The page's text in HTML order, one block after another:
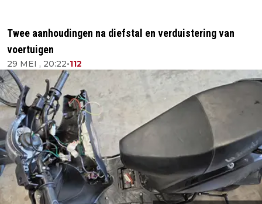
Twee aanhoudingen na diefstal en verduistering van
voertuigen
29 MEI , 20:22•112